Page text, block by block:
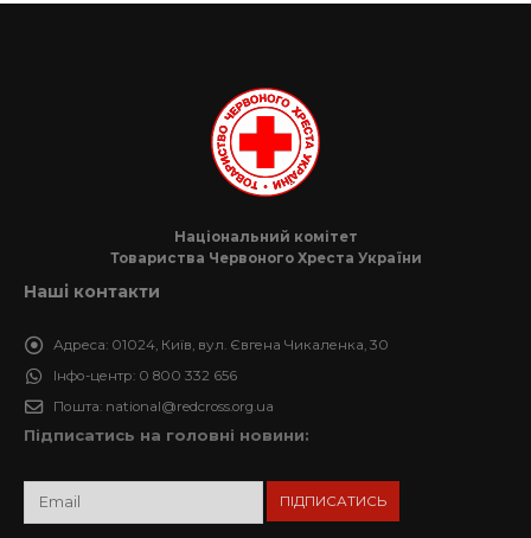
Національний комітет
Товариства Червоного Хреста України
Наші контакти
Адреса: 01024, Київ, вул. Євгена Чикаленка, 30
Інфо-центр: 0 800 332 656
Пошта: national@redcross.org.ua
Підписатись на головні новини: